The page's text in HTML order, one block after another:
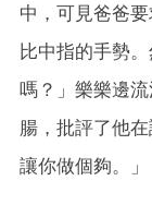
中，可見爸爸
比中指的手勢
嗎？」樂樂邊
腸，批評了他
讓你做個夠。」